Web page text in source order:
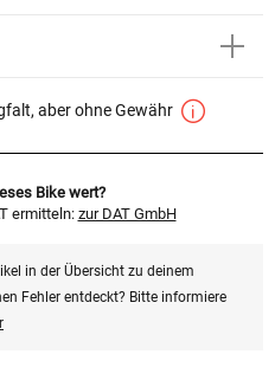
aber ohne Gewähr
Bike wert?
ermitteln: zur DAT GmbH
in der Übersicht zu deinem
Fehler entdeckt? Bitte informiere